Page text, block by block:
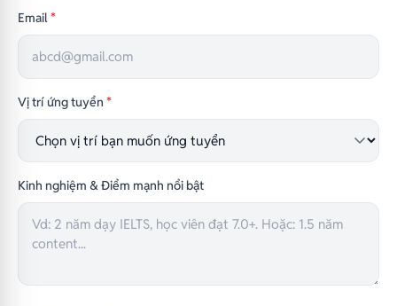
Email*
Vị trí ứng tuyển *
Kinh nghiệm & Điểm mạnh nổi bật